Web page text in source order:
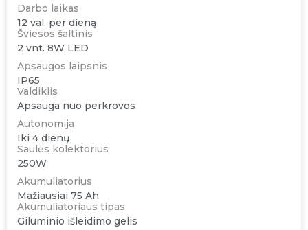
Darbo laikas
12 val. per dieną
Šviesos šaltinis
2 vnt. 8W LED
Apsaugos laipsnis
IP65
Valdiklis
Apsauga nuo perkrovos
Autonomija
Iki 4 dienų
Saulės kolektorius
250W
Akumuliatorius
Mažiausiai 75 Ah
Akumuliatoriaus tipas
Giluminio išleidimo gelis